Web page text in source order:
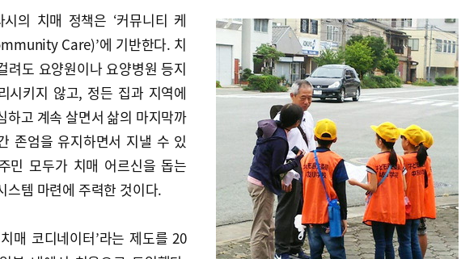
시의 치매 정책은 ‘커뮤니티 케
Care)’에 기반한다. 치
려도 요양원이나 요양병원 등지
시키지 않고, 정든 집과 지역에
하고 계속 살면서 삶의 마지막까
존엄을 유지하면서 지낼 수 있
민 모두가 치매 어르신을 돕는
스템 마련에 주력한 것이다.
매 코디네이터’라는 제도를 20